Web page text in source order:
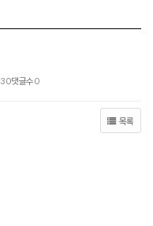
30댓글수0
목록